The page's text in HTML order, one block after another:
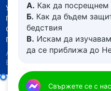
Условия за ползване
Политика за поверителност
Със съдействието на
Политика за бисквитките
Авторско право © 2026
Бог.
А. Как да посрещнем
Б. Как да бъдем
бедствия
В. Искам да
да се приближа до
живот
Д.Имам молба за
Свържете се с